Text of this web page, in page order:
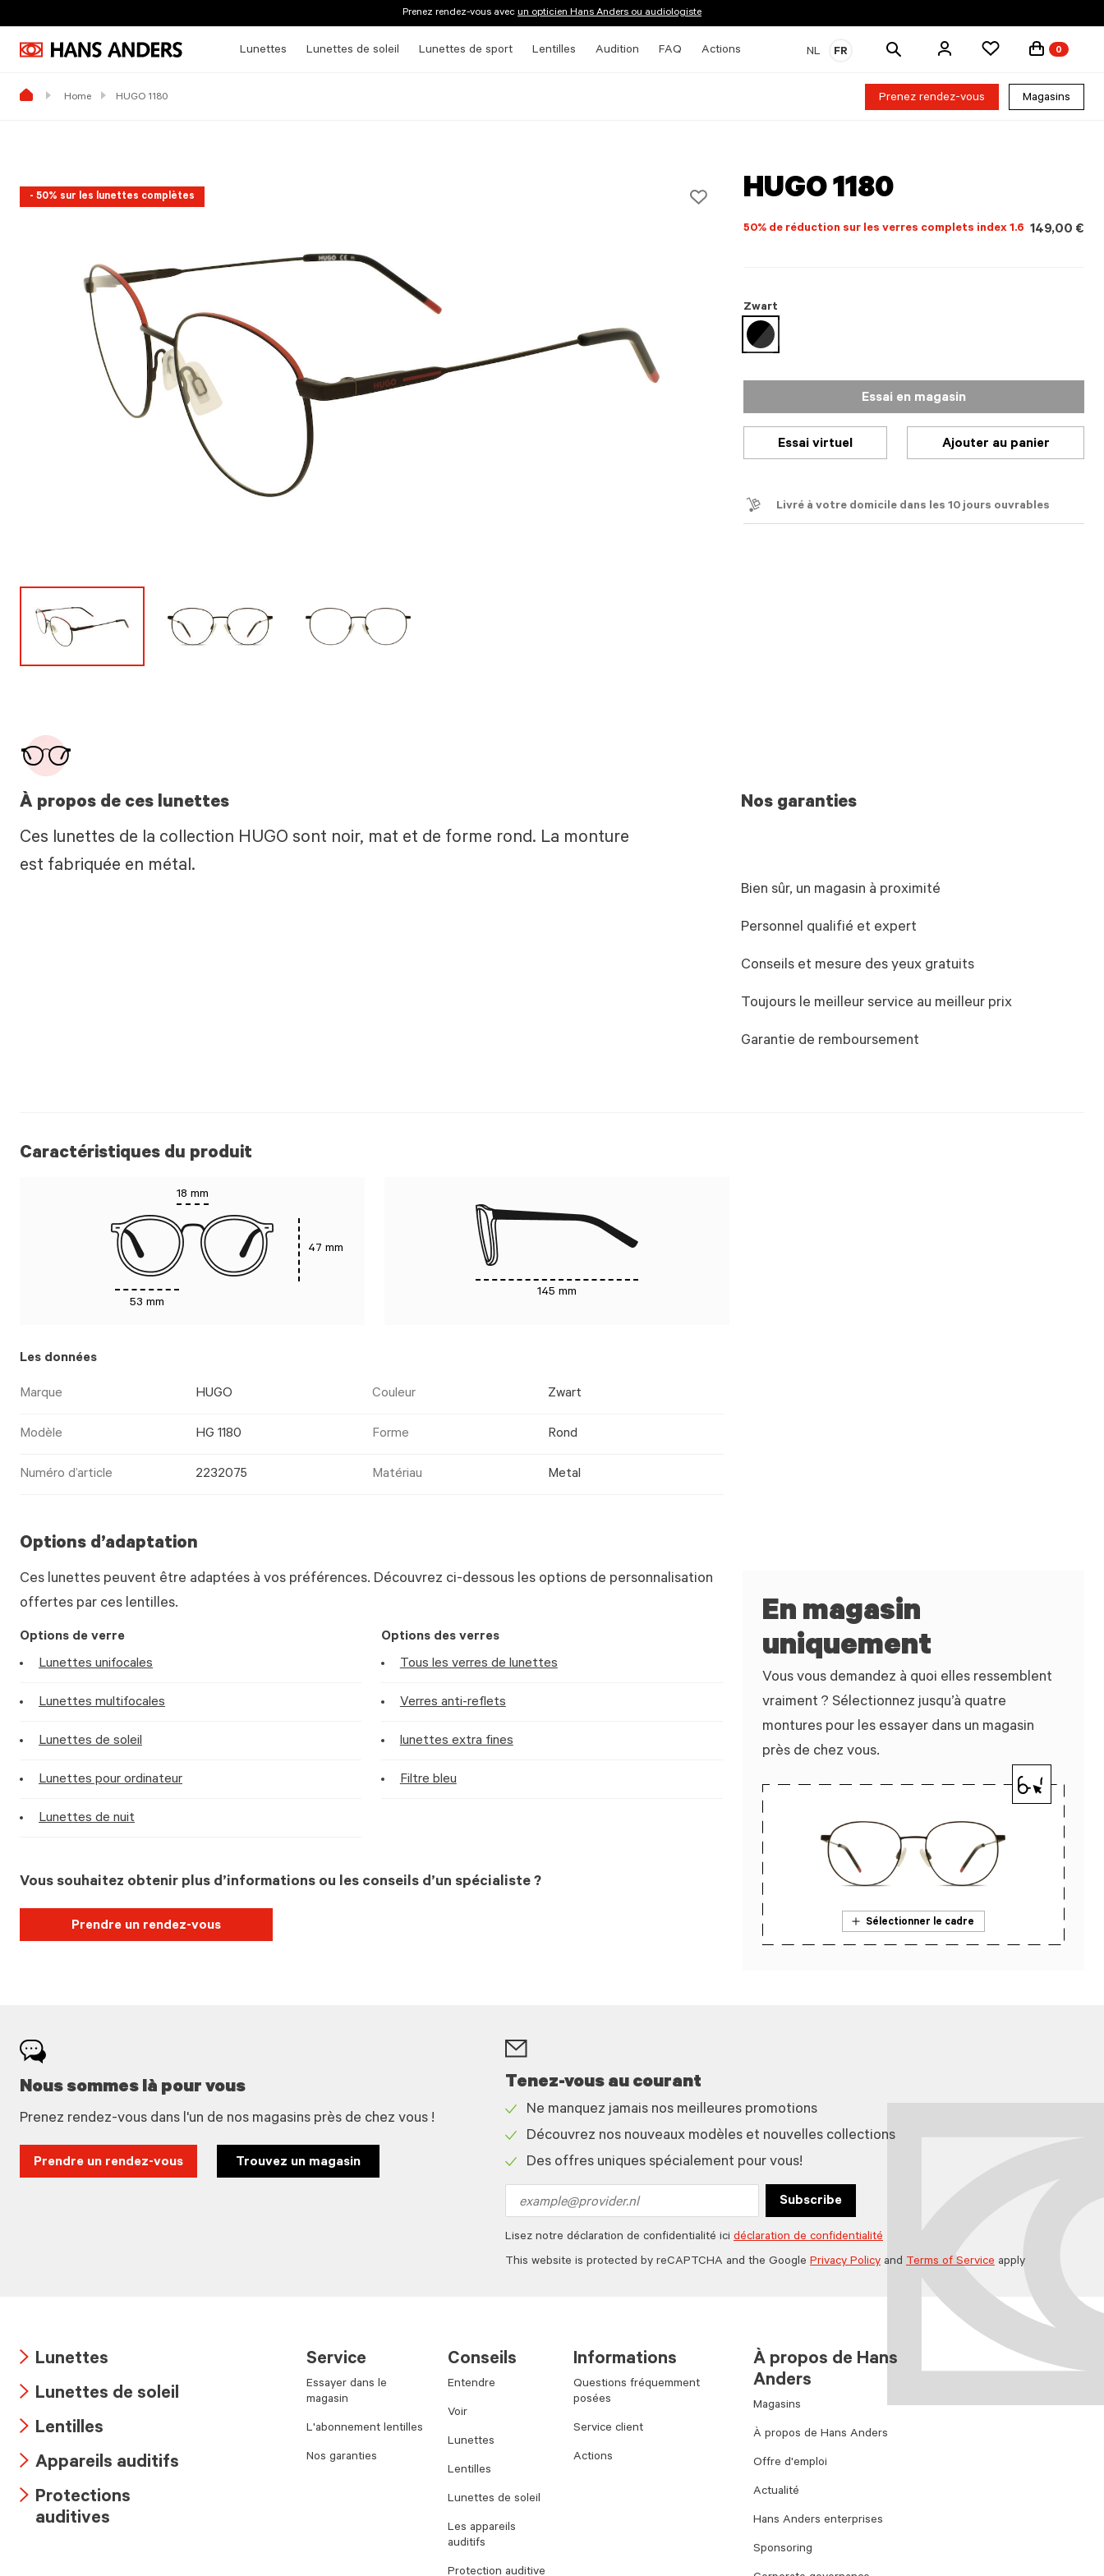
Prenez rendez-vous avec un opticien Hans Anders ou audiologiste
Lunettes Lunettes de soleil Lunettes de sport Lentilles Audition FAQ Actions NL FR
Rechercher
0
Home HUGO 1180 Prenez rendez-vous Magasins
- 50% sur les lunettes complètes HUGO 1180
50% de réduction sur les verres complets index 1.6 149,00 €
Zwart
sélectionné
Essai en magasin
Essai virtuel Ajouter au panier
Livré à votre domicile dans les 10 jours ouvrables
À propos de ces lunettes
Ces lunettes de la collection HUGO sont noir, mat et de forme rond. La monture
est fabriquée en métal.
Nos garanties
Bien sûr, un magasin à proximité
Personnel qualifié et expert
Conseils et mesure des yeux gratuits
Toujours le meilleur service au meilleur prix
Garantie de remboursement
Caractéristiques du produit
18 mm
53 mm
47 mm
145 mm
Les données
Marque HUGO Couleur Zwart
Modèle HG 1180 Forme Rond
Numéro d’article 2232075 Matériau Metal
Options d’adaptation
Ces lunettes peuvent être adaptées à vos préférences. Découvrez ci-dessous les options de personnalisation
offertes par ces lentilles.
Options de verre
Lunettes unifocales
Lunettes multifocales
Lunettes de soleil
Lunettes pour ordinateur
Lunettes de nuit
Options des verres
Tous les verres de lunettes
Verres anti-reflets
lunettes extra fines
Filtre bleu
Vous souhaitez obtenir plus d’informations ou les conseils d’un spécialiste ?
Prendre un rendez-vous
En magasin
uniquement
Vous vous demandez à quoi elles ressemblent
vraiment ? Sélectionnez jusqu’à quatre
montures pour les essayer dans un magasin
près de chez vous.
Sélectionner le cadre
Nous sommes là pour vous
Prenez rendez-vous dans l'un de nos magasins près de chez vous !
Prendre un rendez-vous Trouvez un magasin
Tenez-vous au courant
icon
Ne manquez jamais nos meilleures promotions
icon
Découvrez nos nouveaux modèles et nouvelles collections
Des offres uniques spécialement pour vous!
address
Subscribe
Lisez notre déclaration de confidentialité ici déclaration de confidentialité
This website is protected by reCAPTCHA and the Google Privacy Policy and Terms of Service apply
icon
Lunettes
icon
Lunettes de soleil
icon
Lentilles
icon
Appareils auditifs
Arrow
Protections
auditives
Service
Essayer dans le
magasin
L'abonnement lentilles
Nos garanties
Conseils
Entendre
Voir
Lunettes
Lentilles
Lunettes de soleil
Les appareils
auditifs
Protection auditive
Informations
Questions fréquemment
posées
Service client
Actions
À propos de Hans
Anders
Magasins
À propos de Hans Anders
Offre d'emploi
Actualité
Hans Anders enterprises
Sponsoring